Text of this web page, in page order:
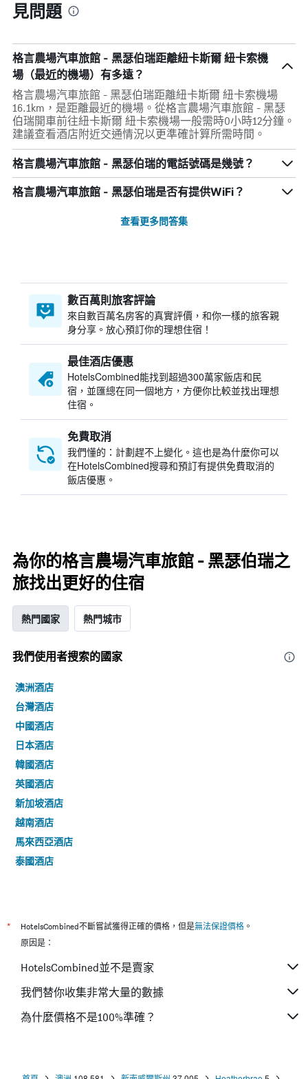
見問題
格言農場汽車旅館 - 黑瑟伯瑞距離紐卡斯爾 紐卡索機
場（最近的機場）有多遠？
格言農場汽車旅館 - 黑瑟伯瑞距離紐卡斯爾 紐卡索機場
16.1km，是距離最近的機場。從格言農場汽車旅館 - 黑瑟
伯瑞開車前往紐卡斯爾 紐卡索機場一般需時0小時12分鐘。
建議查看酒店附近交通情況以更準確計算所需時間。
格言農場汽車旅館 - 黑瑟伯瑞的電話號碼是幾號？
格言農場汽車旅館 - 黑瑟伯瑞是否有提供WiFi？
查看更多問答集
數百萬則旅客評論
來自數百萬名房客的真實評價，和你一樣的旅客親
身分享。放心預訂你的理想住宿！
最佳酒店優惠
HotelsCombined​能找到超過300萬家飯店和民
宿，並匯總在同一個地方，方便你比較並找出理想
住宿。
免費取消
我們懂的：計劃趕不上變化。這也是為什麼你可以
在HotelsCombined搜尋和預訂有提供免費取消的
飯店優惠。
為你的格言農場汽車旅館 - 黑瑟伯瑞之
旅找出更好的住宿
熱門國家 熱門城市
我們使用者搜索的國家
澳洲酒店
台灣酒店
中國酒店
日本酒店
韓國酒店
英國酒店
新加坡酒店
越南酒店
馬來西亞酒店
泰國酒店
* HotelsCombined不斷嘗試獲得正確的價格，但是無法保證價格 。
原因是：
HotelsCombined並不是賣家
我們替你收集非常大量的數據
為什麼價格不是100%準確？